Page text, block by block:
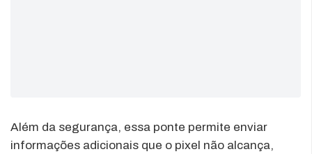
Além da segurança, essa ponte permite enviar
informações adicionais que o pixel não alcança,